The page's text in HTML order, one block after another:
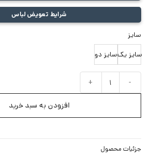
شرایط تعویض لباس
سایز
سایز یکسایز دو
افزودن به سبد خرید
جزئیات محصول